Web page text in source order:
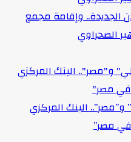
الجديدة.. وإقامة مجمع
البنك المركزي
في مصر”